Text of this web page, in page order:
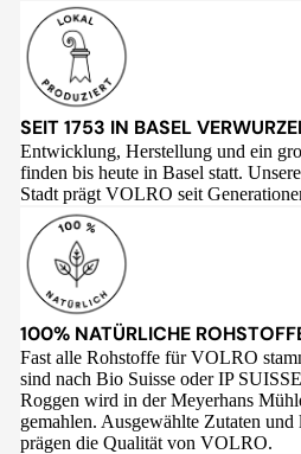
SEIT 1753 IN BASEL
Entwicklung, Herstellung und ein
finden bis heute in Basel statt.
Stadt prägt VOLRO seit
100% NATÜRLICHE
Fast alle Rohstoffe für VOLRO
sind nach Bio Suisse oder IP
Roggen wird in der Meyerhans
gemahlen. Ausgewählte Zutaten
prägen die Qualität von VOLRO.